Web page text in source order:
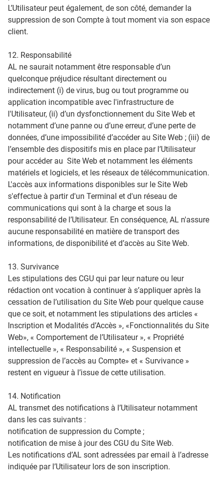
L’Utilisateur peut également, de son côté, demander la
suppression de son Compte à tout moment via son espace
client.
12. Responsabilité
AL ne saurait notamment être responsable d’un
quelconque préjudice résultant directement ou
indirectement (i) de virus, bug ou tout programme ou
application incompatible avec l'infrastructure de
l'Utilisateur, (ii) d’un dysfonctionnement du Site Web et
notamment d’une panne ou d’une erreur, d’une perte de
données, d’une impossibilité d’accéder au Site Web ; (iii) de
l’ensemble des dispositifs mis en place par l’Utilisateur
pour accéder au Site Web et notamment les éléments
matériels et logiciels, et les réseaux de télécommunication.
L'accès aux informations disponibles sur le Site Web
s'effectue à partir d'un Terminal et d'un réseau de
communications qui sont à la charge et sous la
responsabilité de l’Utilisateur. En conséquence, AL n'assure
aucune responsabilité en matière de transport des
informations, de disponibilité et d’accès au Site Web.
13. Survivance
Les stipulations des CGU qui par leur nature ou leur
rédaction ont vocation à continuer à s’appliquer après la
cessation de l’utilisation du Site Web pour quelque cause
que ce soit, et notamment les stipulations des articles «
Inscription et Modalités d’Accès », «Fonctionnalités du Site
Web», « Comportement de l’Utilisateur », « Propriété
intellectuelle », « Responsabilité », « Suspension et
suppression de l’accès au Compte» et « Survivance »
restent en vigueur à l’issue de cette utilisation.
14. Notification
AL transmet des notifications à l’Utilisateur notamment
dans les cas suivants :
notification de suppression du Compte ;
notification de mise à jour des CGU du Site Web.
Les notifications d’AL sont adressées par email à l’adresse
indiquée par l’Utilisateur lors de son inscription.